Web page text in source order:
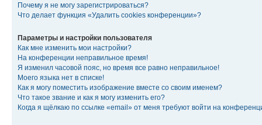
Почему я не могу зарегистрироваться?
Что делает функция «Удалить cookies конференции»?
Параметры и настройки пользователя
Как мне изменить мои настройки?
На конференции неправильное время!
Я изменил часовой пояс, но время все равно неправильное!
Моего языка нет в списке!
Как я могу поместить изображение вместе со своим именем?
Что такое звание и как я могу изменить его?
Когда я щёлкаю по ссылке «email» от меня требуют войти на